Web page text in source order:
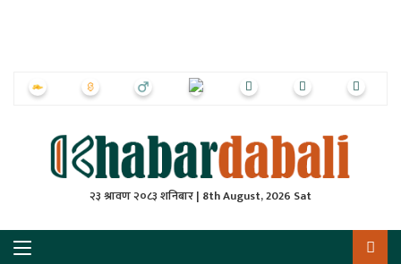
२३ श्रावण २०८३ शनिबार | 8th August, 2026 Sat